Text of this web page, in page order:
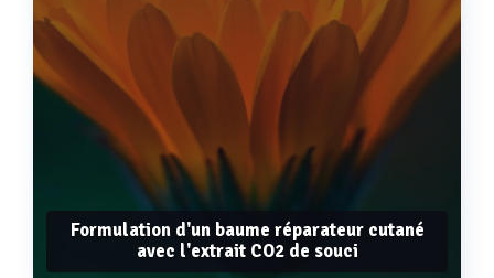
Formulation d'un baume réparateur cutané
avec l'extrait CO2 de souci